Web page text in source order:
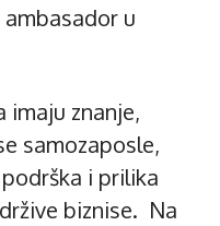
u
imaju znanje,
samozaposle,
i prilika
biznise. Na